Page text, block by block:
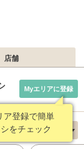
店舗
ア登録で簡単
をチェック
Myエリアに登録
新着順